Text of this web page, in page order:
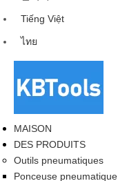
Tiếng Việt
ไทย
MAISON
DES PRODUITS
Outils pneumatiques
Ponceuse pneumatique